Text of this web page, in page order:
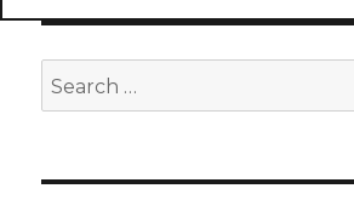
Search
for: